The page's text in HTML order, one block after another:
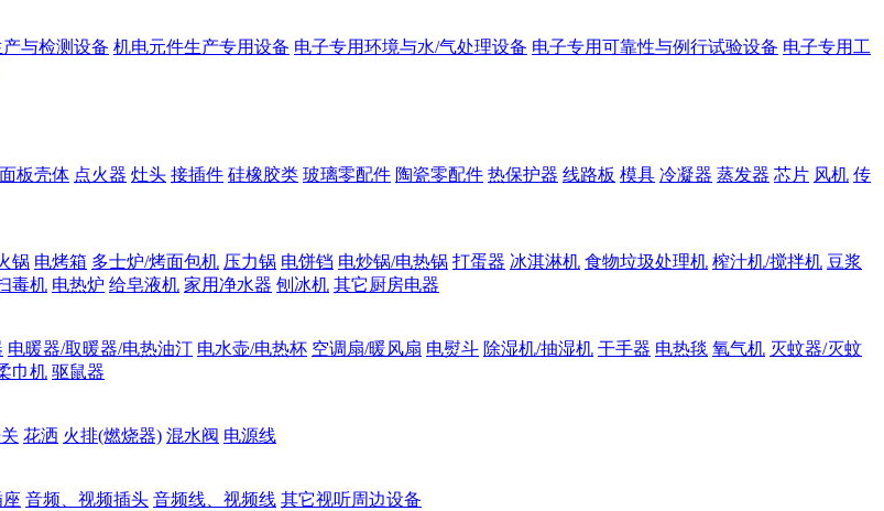
与检测设备 机电元件生产专用设备 电子专用环境与水/气处理设备 电子专用可靠性与例行试验设备 电子专用工
面板壳体 点火器 灶头 接插件 硅橡胶类 玻璃零配件 陶瓷零配件 热保护器 线路板 模具 冷凝器 蒸发器 芯片 风机 传
锅 电烤箱 多士炉/烤面包机 压力锅 电饼铛 电炒锅/电热锅 打蛋器 冰淇淋机 食物垃圾处理机 榨汁机/搅拌机 豆浆
毒机 电热炉 给皂液机 家用净水器 刨冰机 其它厨房电器
电暖器/取暖器/电热油汀 电水壶/电热杯 空调扇/暖风扇 电熨斗 除湿机/抽湿机 干手器 电热毯 氧气机 灭蚊器/灭蚊
巾机 驱鼠器
花洒 火排(燃烧器) 混水阀 电源线
音频、视频插头 音频线、视频线 其它视听周边设备